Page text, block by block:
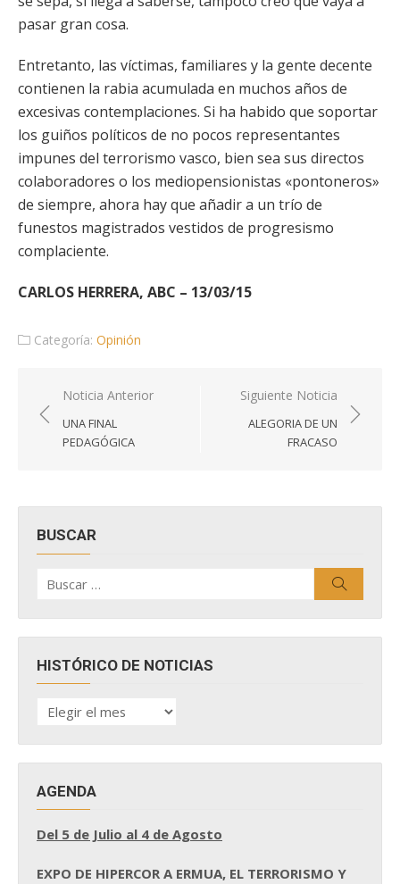
pasar gran cosa.
Entretanto, las víctimas, familiares y la gente decente
contienen la rabia acumulada en muchos años de
excesivas contemplaciones. Si ha habido que soportar
los guiños políticos de no pocos representantes
impunes del terrorismo vasco, bien sea sus directos
colaboradores o los mediopensionistas «pontoneros»
de siempre, ahora hay que añadir a un trío de
funestos magistrados vestidos de progresismo
complaciente.
CARLOS HERRERA, ABC – 13/03/15
Categoría: Opinión
Navegación
de
entradas
Noticia Anterior
UNA FINAL
PEDAGÓGICA
Siguiente Noticia
ALEGORIA DE UN
FRACASO
BUSCAR
por:
HISTÓRICO DE NOTICIAS
HISTÓRICO
DE
AGENDA
Del 5 de Julio al 4 de Agosto
EXPO DE HIPERCOR A ERMUA, EL TERRORISMO Y